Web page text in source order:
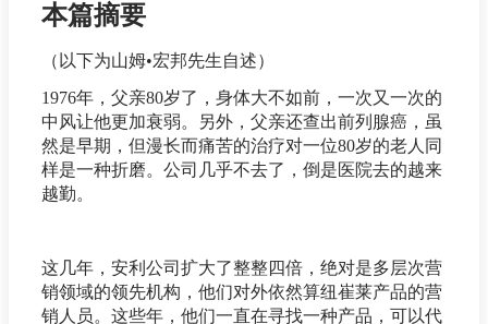
本篇摘要
（以下为山姆•宏邦先生自述）
1976年，父亲80岁了，身体大不如前，一次又一次的
中风让他更加衰弱。另外，父亲还查出前列腺癌，虽
然是早期，但漫长而痛苦的治疗对一位80岁的老人同
样是一种折磨。公司几乎不去了，倒是医院去的越来
越勤。
这几年，安利公司扩大了整整四倍，绝对是多层次营
销领域的领先机构，他们对外依然算纽崔莱产品的营
销人员。这些年，他们一直在寻找一种产品，可以代